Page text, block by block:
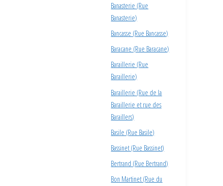
Banasterie (Rue
Banasterie)
Bancasse (Rue Bancasse)
Baracane (Rue Baracane)
Baraillerie (Rue
Baraillerie)
Baraillerie (Rue de la
Baraillerie et rue des
Baraillers)
Basile (Rue Basile)
Bassinet (Rue Bassinet)
Bertrand (Rue Bertrand)
Bon Martinet (Rue du